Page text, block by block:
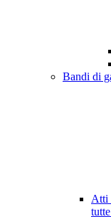
Bandi di
Atti